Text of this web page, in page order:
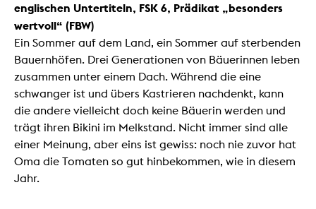
englischen Untertiteln, FSK 6, Prädikat „besonders
wertvoll“ (FBW)
Ein Sommer auf dem Land, ein Sommer auf sterbenden
Bauernhöfen. Drei Generationen von Bäuerinnen leben
zusammen unter einem Dach. Während die eine
schwanger ist und übers Kastrieren nachdenkt, kann
die andere vielleicht doch keine Bäuerin werden und
trägt ihren Bikini im Melkstand. Nicht immer sind alle
einer Meinung, aber eins ist gewiss: noch nie zuvor hat
Oma die Tomaten so gut hinbekommen, wie in diesem
Jahr.